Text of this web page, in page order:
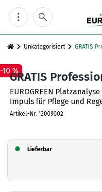
Skip
content
Unkategorisiert GRATIS
GRATIS
EUROGREEN
Impuls für Pflege und
Artikel-Nr. 12009002
-10 %
Lieferbar